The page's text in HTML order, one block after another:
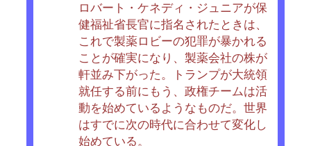
ロバート・ケネディ・ジュニアが保
健福祉省長官に指名されたときは、
これで製薬ロビーの犯罪が暴かれる
ことが確実になり、製薬会社の株が
軒並み下がった。トランプが大統領
就任する前にもう、政権チームは活
動を始めているようなものだ。世界
はすでに次の時代に合わせて変化し
始めている。